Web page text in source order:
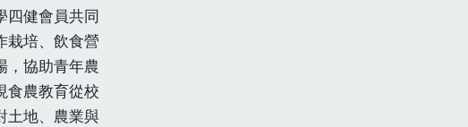
四健會員共同
栽培、飲食營
，協助青年農
食農教育從校
土地、農業與